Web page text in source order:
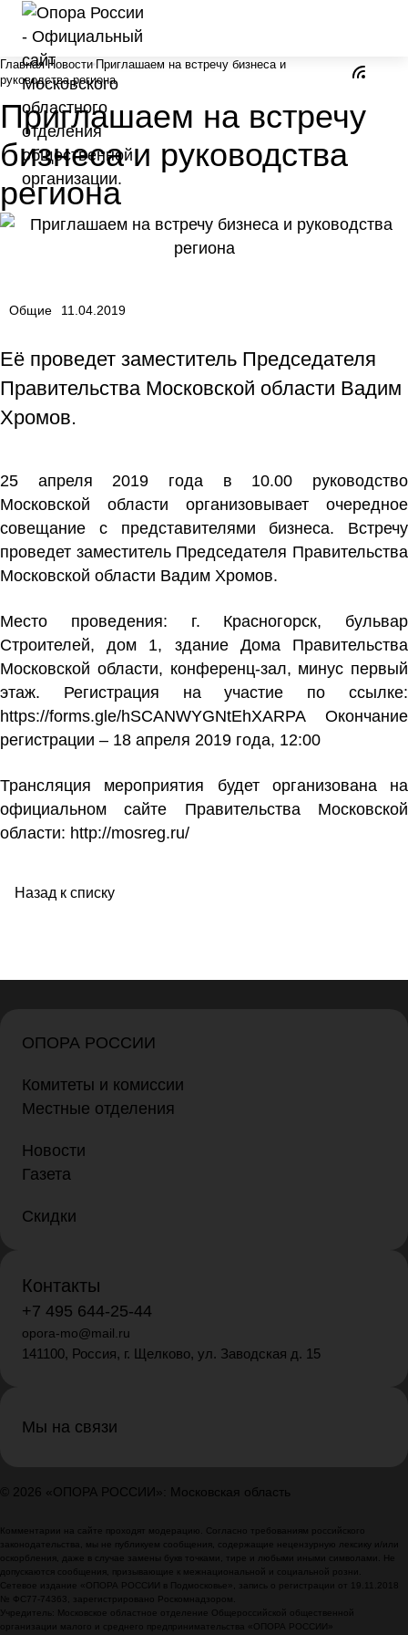
Главная Новости Приглашаем на встречу бизнеса и
руководства региона
Приглашаем на встречу
бизнеса и руководства
региона
Общие 11.04.2019
Её проведет заместитель Председателя
Правительства Московской области Вадим
Хромов.
25 апреля 2019 года в 10.00 руководство
Московской области организовывает очередное
совещание с представителями бизнеса. Встречу
проведет заместитель Председателя Правительства
Московской области Вадим Хромов.
Место проведения: г. Красногорск, бульвар
Строителей, дом 1, здание Дома Правительства
Московской области, конференц-зал, минус первый
этаж. Регистрация на участие по ссылке:
https://forms.gle/hSCANWYGNtEhXARPAОкончание
регистрации – 18 апреля 2019 года, 12:00
Трансляция мероприятия будет организована на
официальном сайте Правительства Московской
области: http://mosreg.ru/
Назад к списку
ОПОРА РОССИИ
Комитеты и комиссии
Местные отделения
Новости
Газета
Скидки
Контакты
+7 495 644-25-44
opora-mo@mail.ru
141100, Россия, г. Щелково, ул. Заводская д. 15
Мы на связи
© 2026 «ОПОРА РОССИИ»: Московская область
Комментарии на сайте проходят модерацию. Согласно требованиям российского
законодательства, мы не публикуем сообщения, содержащие нецензурную лексику и/или
оскорбления, даже в случае замены букв точками, тире и любыми иными символами. Не
допускаются сообщения, призывающие к межнациональной и социальной розни.
Сетевое издание «ОПОРА РОССИИ в Подмосковье», запись о регистрации от 19.11.2018
№ ФС77-74363, зарегистрировано Роскомнадзором.
Учредитель: Московское областное отделение Общероссийской общественной
организации малого и среднего предпринимательства «ОПОРА РОССИИ»